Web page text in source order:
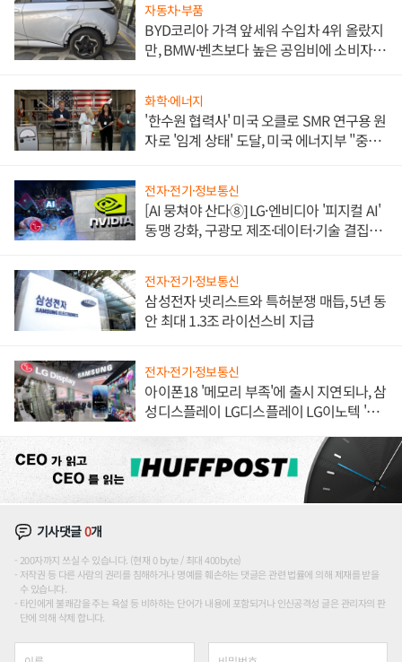
자동차·부품
BYD코리아 가격 앞세워 수입차 4위 올랐지
만, BMW·벤츠보다 높은 공임비에 소비자
화학·에너지
'한수원 협력사' 미국 오클로 SMR 연구용 원
자로 '임계 상태' 도달, 미국 에너지부 "중요
전자·전기·정보통신
[AI 뭉쳐야 산다⑧] LG·엔비디아 '피지컬 AI'
동맹 강화, 구광모 제조·데이터·기술 결집
전자·전기·정보통신
삼성전자 넷리스트와 특허분쟁 매듭, 5년 동
안 최대 1.3조 라이선스비 지급
전자·전기·정보통신
아이폰18 '메모리 부족'에 출시 지연되나, 삼
성디스플레이 LG디스플레이 LG이노텍 '탈
기사댓글0개
200자까지 쓰실 수 있습니다. (현재 0 byte / 최대 400byte)
저작권 등 다른 사람의 권리를 침해하거나 명예를 훼손하는 댓글은 관련 법률에 의해 제재를 받을
수 있습니다.
타인에게 불쾌감을 주는 욕설 등 비하하는 단어가 내용에 포함되거나 인신공격성 글은 관리자의 판
단에 의해 삭제 합니다.